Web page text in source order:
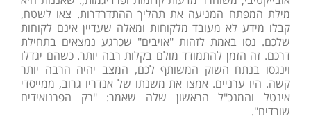
מילת המפתח המניעה את תהליך ההתדרדרות. צאו לשטח,
קבלו מידע לא מעובד מלקוחות ומאלה שעדיין אינם לקוחות
שלכם. נסו באמת לזהות "אויבים" שכרגע נמצאים בתחילת
דרכם. זה הזמן להתמודד מולם בקלות רבה יותר. כשהם יגדלו
וינגסו בנתח השוק המשותף לכם, המצב יהיה הרבה יותר
קשה. היו ערניים. אמצו את משנתו של אנדריו גרוב, ממייסדי
אינטל והמנכ"ל הראשון שלה שאמר: "רק הפרנואידים
שורדים".